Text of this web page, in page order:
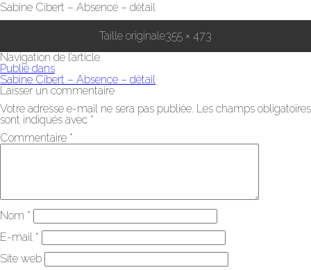
Sabine Cibert – Absence – détail
Taille originale355 × 473
Navigation de l’article
Publié dans
Sabine Cibert – Absence – détail
Laisser un commentaire
Votre adresse e-mail ne sera pas publiée. Les champs obligatoires
sont indiqués avec *
Commentaire *
Nom *
E-mail *
Site web